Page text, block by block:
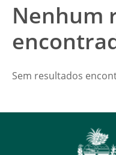
Nenhum
Sem resultados